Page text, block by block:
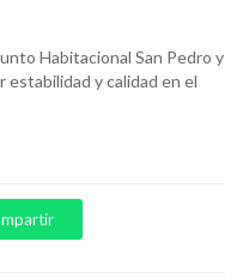
Habitacional San Pedro y
estabilidad y calidad en el